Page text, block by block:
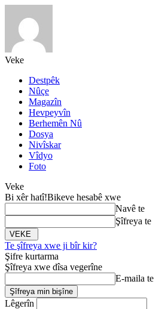
Veke
Destpêk
Nûçe
Magazîn
Hevpeyvîn
Berhemên Nû
Dosya
Nivîskar
Vîdyo
Foto
Veke
Bi xêr hatî!Bikeve hesabê xwe
Navê te
Şîfreya te
Te şîfreya xwe ji bîr kir?
Şifre kurtarma
Şîfreya xwe dîsa vegerîne
E-maila te
Lêgerîn